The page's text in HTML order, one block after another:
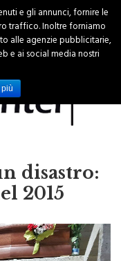
disastro:
e gli annunci, fornire le
traffico. Inoltre forniamo
alle agenzie pubblicitarie,
e ai social media nostri